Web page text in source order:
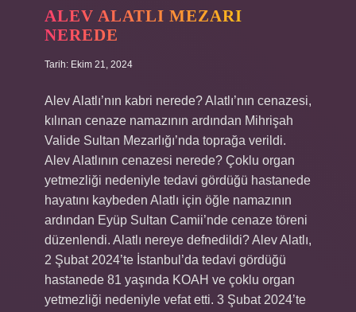
ALEV ALATLI MEZARI
NEREDE
Tarih: Ekim 21, 2024
Alev Alatlı’nın kabri nerede? Alatlı’nın cenazesi,
kılınan cenaze namazının ardından Mihrişah
Valide Sultan Mezarlığı’nda toprağa verildi.
Alev Alatlının cenazesi nerede? Çoklu organ
yetmezliği nedeniyle tedavi gördüğü hastanede
hayatını kaybeden Alatlı için öğle namazının
ardından Eyüp Sultan Camii’nde cenaze töreni
düzenlendi. Alatlı nereye defnedildi? Alev Alatlı,
2 Şubat 2024’te İstanbul’da tedavi gördüğü
hastanede 81 yaşında KOAH ve çoklu organ
yetmezliği nedeniyle vefat etti. 3 Şubat 2024’te